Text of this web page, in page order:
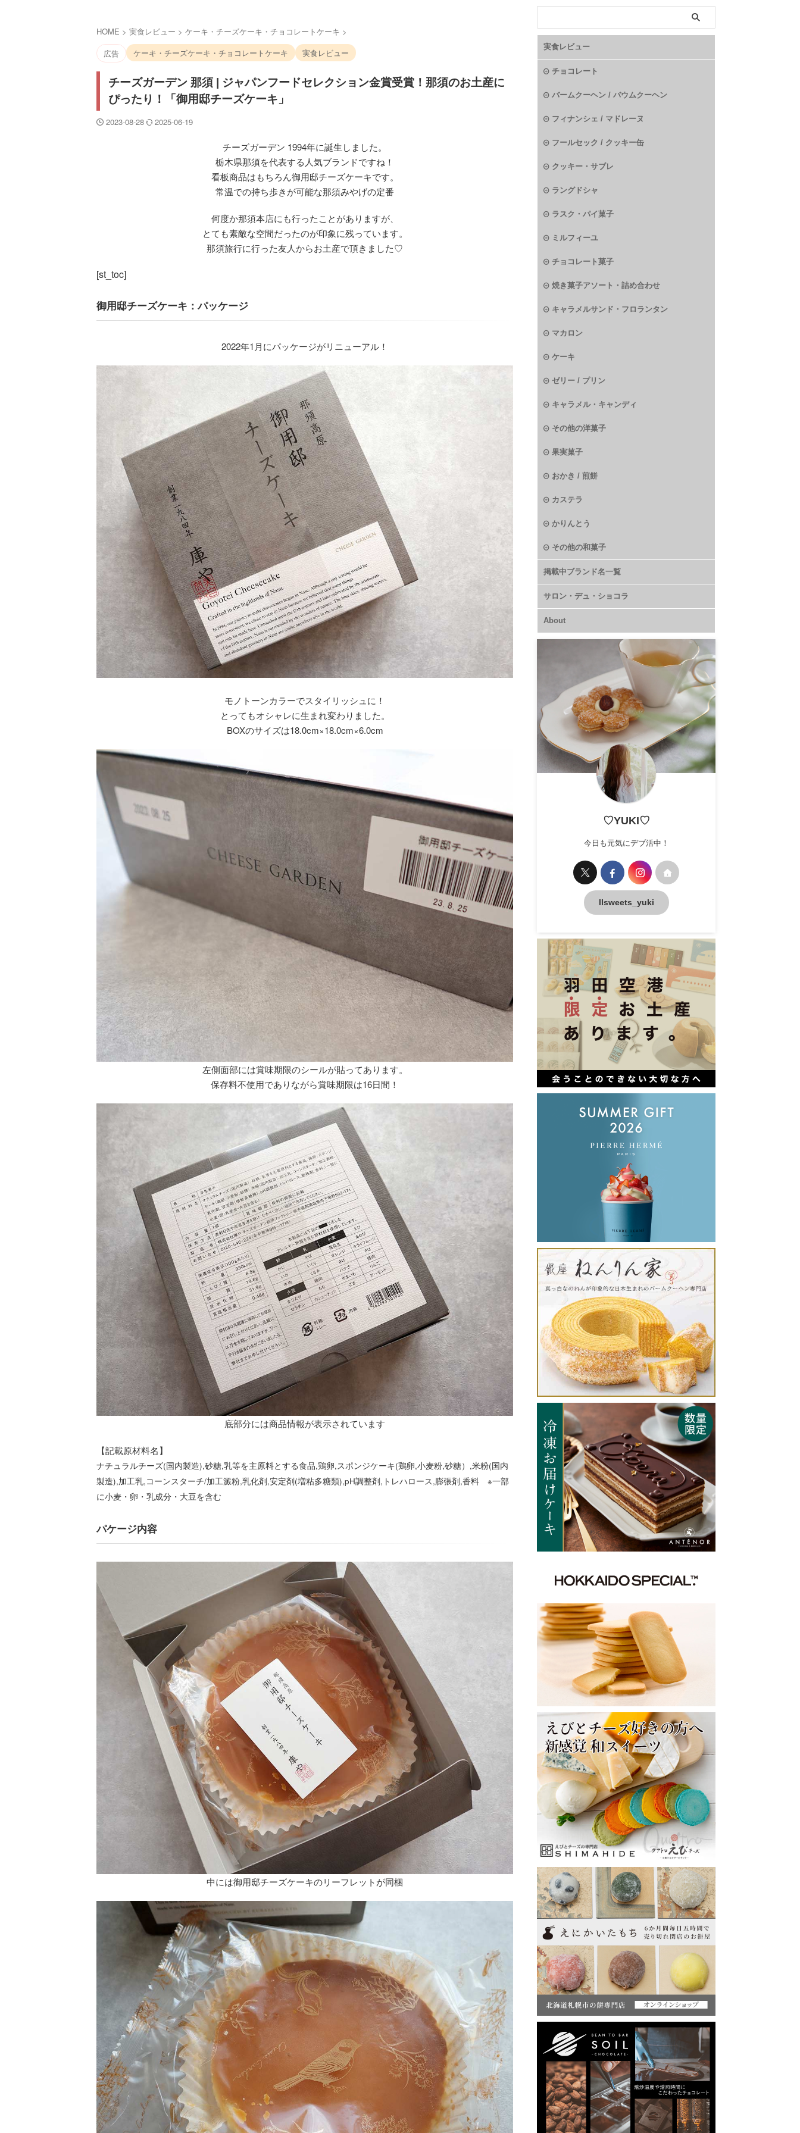
HOME > 実食レビュー > ケーキ・チーズケーキ・チョコレートケーキ >
広告
ケーキ・チーズケーキ・チョコレートケーキ 実食レビュー
チーズガーデン 那須 | ジャパンフードセレクション金賞受賞！那須のお土産に
ぴったり！「御用邸チーズケーキ」
2023-08-28 2025-06-19
チーズガーデン 1994年に誕生しました。
栃木県那須を代表する人気ブランドですね！
看板商品はもちろん御用邸チーズケーキです。
常温での持ち歩きが可能な那須みやげの定番
何度か那須本店にも行ったことがありますが、
とても素敵な空間だったのが印象に残っています。
那須旅行に行った友人からお土産で頂きました♡
[st_toc]
御用邸チーズケーキ：パッケージ
2022年1月にパッケージがリニューアル！
モノトーンカラーでスタイリッシュに！
とってもオシャレに生まれ変わりました。
BOXのサイズは18.0cm×18.0cm×6.0cm
左側面部には賞味期限のシールが貼ってあります。
保存料不使用でありながら賞味期限は16日間！
底部分には商品情報が表示されています
【記載原材料名】
ナチュラルチーズ(国内製造),砂糖,乳等を主原料とする食品,鶏卵,スポンジケーキ(鶏卵,小麦粉,砂糖）,米粉(国内
製造),加工乳,コーンスターチ/加工澱粉,乳化剤,安定剤(増粘多糖類),pH調整剤,トレハロース,膨張剤,香料 ※一部
に小麦・卵・乳成分・大豆を含む
パケージ内容
中には御用邸チーズケーキのリーフレットが同梱
実食レビュー
チョコレート
バームクーヘン / バウムクーヘン
フィナンシェ / マドレーヌ
フールセック / クッキー缶
クッキー・サブレ
ラングドシャ
ラスク・パイ菓子
ミルフィーユ
チョコレート菓子
焼き菓子アソート・詰め合わせ
キャラメルサンド・フロランタン
マカロン
ケーキ
ゼリー / プリン
キャラメル・キャンディ
その他の洋菓子
果実菓子
おかき / 煎餅
カステラ
かりんとう
その他の和菓子
掲載中ブランド名一覧
サロン・デュ・ショコラ
About
♡YUKI♡
今日も元気にデブ活中！
llsweets_yuki